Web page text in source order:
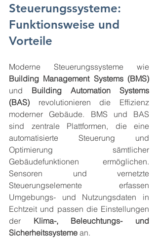
Steuerungssysteme:
Funktionsweise und
Vorteile
Building Management Systems (BMS)
und Building Automation Systems
(BAS) revolutionieren die Effizienz
moderner Gebäude. BMS und BAS
sind zentrale Plattformen, die eine
automatisierte Steuerung und
Optimierung sämtlicher
Gebäudefunktionen ermöglichen.
Sensoren und vernetzte
Steuerungselemente erfassen
Umgebungs- und Nutzungsdaten in
Echtzeit und passen die Einstellungen
der Klima-, Beleuchtungs- und
Sicherheitssysteme an.